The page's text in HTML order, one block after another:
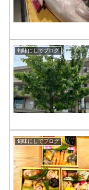
旬味にしでブログ
旬味にしでブログ